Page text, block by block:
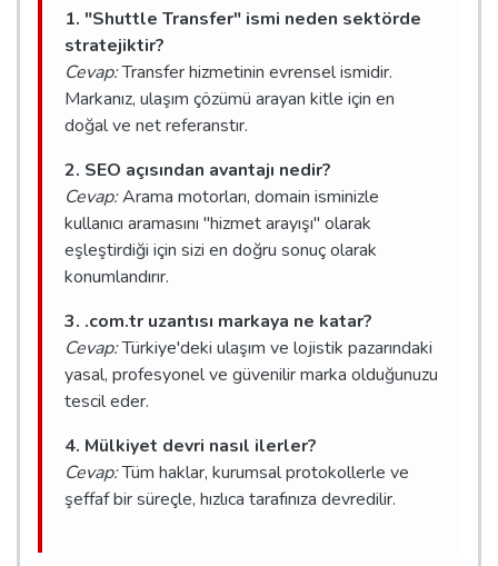
1. "Shuttle Transfer" ismi neden sektörde
stratejiktir?
Cevap:Transfer hizmetinin evrensel ismidir.
Markanız, ulaşım çözümü arayan kitle için en
doğal ve net referanstır.
2. SEO açısından avantajı nedir?
Cevap:Arama motorları, domain isminizle
kullanıcı aramasını "hizmet arayışı" olarak
eşleştirdiği için sizi en doğru sonuç olarak
konumlandırır.
3. .com.tr uzantısı markaya ne katar?
Cevap:Türkiye'deki ulaşım ve lojistik pazarındaki
yasal, profesyonel ve güvenilir marka olduğunuzu
tescil eder.
4. Mülkiyet devri nasıl ilerler?
Cevap:Tüm haklar, kurumsal protokollerle ve
şeffaf bir süreçle, hızlıca tarafınıza devredilir.